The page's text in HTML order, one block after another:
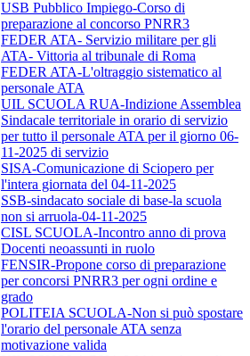
USB Pubblico Impiego-Corso di
preparazione al concorso PNRR3
FEDER ATA- Servizio militare per gli
ATA- Vittoria al tribunale di Roma
FEDER ATA-L'oltraggio sistematico al
personale ATA
UIL SCUOLA RUA-Indizione Assemblea
Sindacale territoriale in orario di servizio
per tutto il personale ATA per il giorno 06-
11-2025 di servizio
SISA-Comunicazione di Sciopero per
l'intera giornata del 04-11-2025
SSB-sindacato sociale di base-la scuola
non si arruola-04-11-2025
CISL SCUOLA-Incontro anno di prova
Docenti neoassunti in ruolo
FENSIR-Propone corso di preparazione
per concorsi PNRR3 per ogni ordine e
grado
POLITEIA SCUOLA-Non si può spostare
l'orario del personale ATA senza
motivazione valida